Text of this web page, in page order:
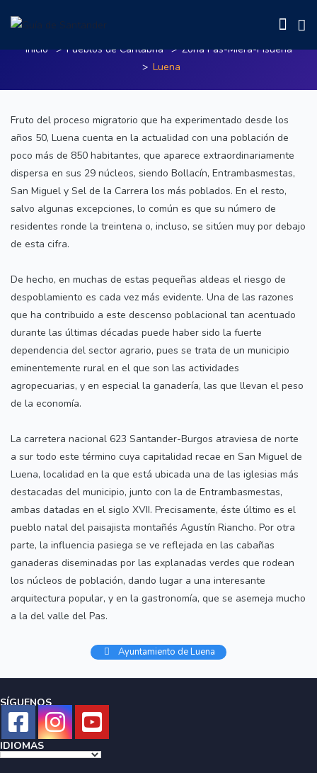
Inicio Pueblos de Cantabria
Zona Pas-Miera-Pisueña
Luena
Fruto del proceso migratorio que ha experimentado desde los
años 50, Luena cuenta en la actualidad con una población de
poco más de 850 habitantes, que aparece extraordinariamente
dispersa en sus 29 núcleos, siendo Bollacín, Entrambasmestas,
San Miguel y Sel de la Carrera los más poblados. En el resto,
salvo algunas excepciones, lo común es que su número de
residentes ronde la treintena o, incluso, se sitúen muy por debajo
de esta cifra.
De hecho, en muchas de estas pequeñas aldeas el riesgo de
despoblamiento es cada vez más evidente. Una de las razones
que ha contribuido a este descenso poblacional tan acentuado
durante las últimas décadas puede haber sido la fuerte
dependencia del sector agrario, pues se trata de un municipio
eminentemente rural en el que son las actividades
agropecuarias, y en especial la ganadería, las que llevan el peso
de la economía.
La carretera nacional 623 Santander-Burgos atraviesa de norte
a sur todo este término cuya capitalidad recae en San Miguel de
Luena, localidad en la que está ubicada una de las iglesias más
destacadas del municipio, junto con la de Entrambasmestas,
ambas datadas en el siglo XVII. Precisamente, éste último es el
pueblo natal del paisajista montañés Agustín Riancho. Por otra
parte, la influencia pasiega se ve reflejada en las cabañas
ganaderas diseminadas por las explanadas verdes que rodean
los núcleos de población, dando lugar a una interesante
arquitectura popular, y en la gastronomía, que se asemeja mucho
a la del valle del Pas.
Ayuntamiento de Luena
SÍGUENOS
IDIOMAS